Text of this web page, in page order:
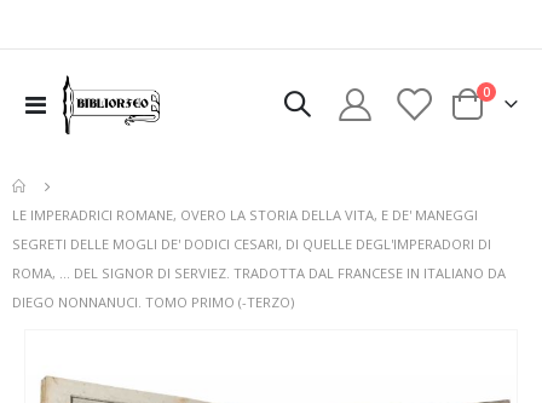
Toggle
Nav
Cart
0elementi
LE IMPERADRICI ROMANE, OVERO LA STORIA DELLA VITA, E DE' MANEGGI
SEGRETI DELLE MOGLI DE' DODICI CESARI, DI QUELLE DEGL'IMPERADORI DI
ROMA, ... DEL SIGNOR DI SERVIEZ. TRADOTTA DAL FRANCESE IN ITALIANO DA
DIEGO NONNANUCI. TOMO PRIMO (-TERZO)
fine